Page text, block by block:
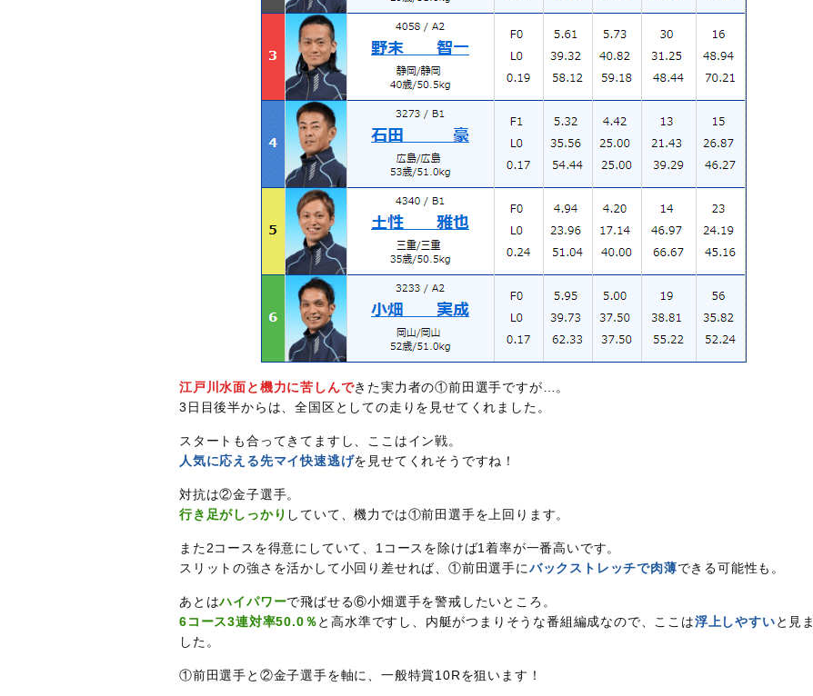
江戸川水面と機力に苦しんできた実力者の①前田選手ですが…。
3日目後半からは、全国区としての走りを見せてくれました。
スタートも合ってきてますし、ここはイン戦。
人気に応える先マイ快速逃げを見せてくれそうですね！
対抗は②金子選手。
行き足がしっかり していて、機力では①前田選手を上回ります。
また2コースを得意にしていて、1コースを除けば1着率が一番高いです。
スリットの強さを活かして小回り差せれば、①前田選手にバックストレッチで肉薄できる可能性も。
あとはハイパワーで飛ばせる⑥小畑選手を警戒したいところ。
6コース3連対率50.0％と高水準ですし、内艇がつまりそうな番組編成なので、ここは浮上しやすいと見ま
した。
①前田選手と②金子選手を軸に、一般特賞10Rを狙います！